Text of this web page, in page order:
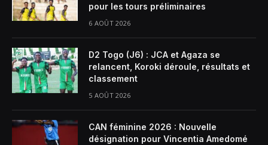
pour les tours préliminaires
6 AOÛT 2026
D2 Togo (J6) : JCA et Agaza se
relancent, Koroki déroule, résultats et
classement
5 AOÛT 2026
CAN féminine 2026 : Nouvelle
désignation pour Vincentia Amedomé